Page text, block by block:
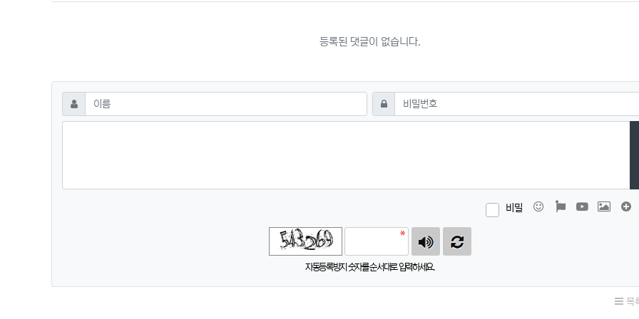
등록된 댓글이 없습니다.
댓글쓰기
이름 필수 비밀번호필수
비밀 이모티콘폰트어썸동영상 이미지
자동등록방지 숫자를 순서대로 입력하세요.
목